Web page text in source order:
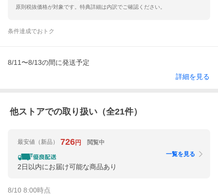
原則税抜価格が対象です。特典詳細は内訳でご確認ください。
条件達成でおトク
8/11〜8/13の間に発送予定
詳細を見る
他ストアでの取り扱い（全21件）
最安値 （新品） 726円 閲覧中
2日以内にお届け可能な商品あり
一覧を見る
8/10 8:00時点